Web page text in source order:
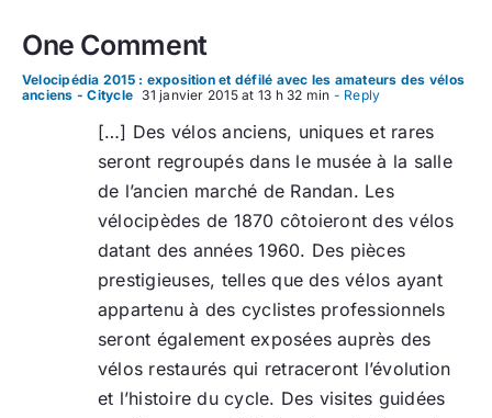
One Comment
Velocipédia 2015 : exposition et défilé avec les amateurs des vélos
anciens - Citycle 31 janvier 2015 at 13 h 32 min - Reply
[…] Des vélos anciens, uniques et rares
seront regroupés dans le musée à la salle
de l’ancien marché de Randan. Les
vélocipèdes de 1870 côtoieront des vélos
datant des années 1960. Des pièces
prestigieuses, telles que des vélos ayant
appartenu à des cyclistes professionnels
seront également exposées auprès des
vélos restaurés qui retraceront l’évolution
et l’histoire du cycle. Des visites guidées